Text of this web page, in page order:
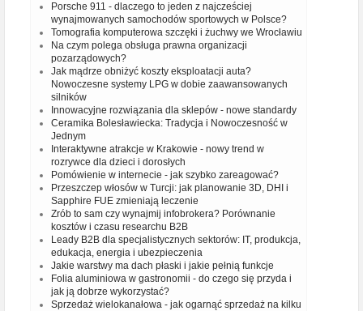
Porsche 911 - dlaczego to jeden z najcześciej
wynajmowanych samochodów sportowych w Polsce?
Tomografia komputerowa szczęki i żuchwy we Wrocławiu
Na czym polega obsługa prawna organizacji
pozarządowych?
Jak mądrze obniżyć koszty eksploatacji auta?
Nowoczesne systemy LPG w dobie zaawansowanych
silników
Innowacyjne rozwiązania dla sklepów - nowe standardy
Ceramika Bolesławiecka: Tradycja i Nowoczesność w
Jednym
Interaktywne atrakcje w Krakowie - nowy trend w
rozrywce dla dzieci i dorosłych
Pomówienie w internecie - jak szybko zareagować?
Przeszczep włosów w Turcji: jak planowanie 3D, DHI i
Sapphire FUE zmieniają leczenie
Zrób to sam czy wynajmij infobrokera? Porównanie
kosztów i czasu researchu B2B
Leady B2B dla specjalistycznych sektorów: IT, produkcja,
edukacja, energia i ubezpieczenia
Jakie warstwy ma dach płaski i jakie pełnią funkcje
Folia aluminiowa w gastronomii - do czego się przyda i
jak ją dobrze wykorzystać?
Sprzedaż wielokanałowa - jak ogarnąć sprzedaż na kilku